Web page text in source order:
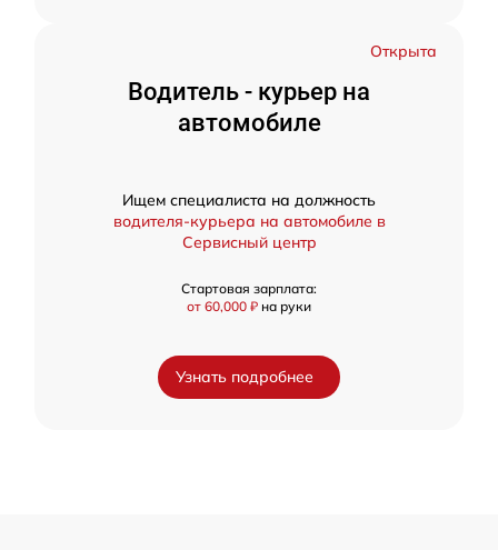
Открыта
Водитель - курьер на
автомобиле
Ищем специалиста на должность
водителя-курьера на автомобиле в
Сервисный центр
Стартовая зарплата:
от 60,000 ₽ на руки
Узнать подробнее